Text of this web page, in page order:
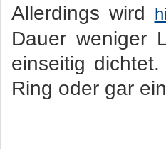
Allerdings wird
Dauer weniger
einseitig
Ring oder gar